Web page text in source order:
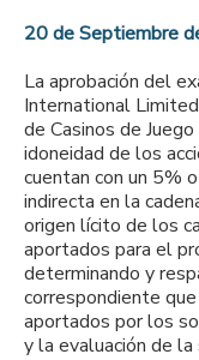
20 de Septiembre
La aprobación del
International
de Casinos de
idoneidad de los
cuentan con un 5%
indirecta en la
origen lícito de los
aportados para el
determinando y
correspondiente
aportados por los
y la evaluación de